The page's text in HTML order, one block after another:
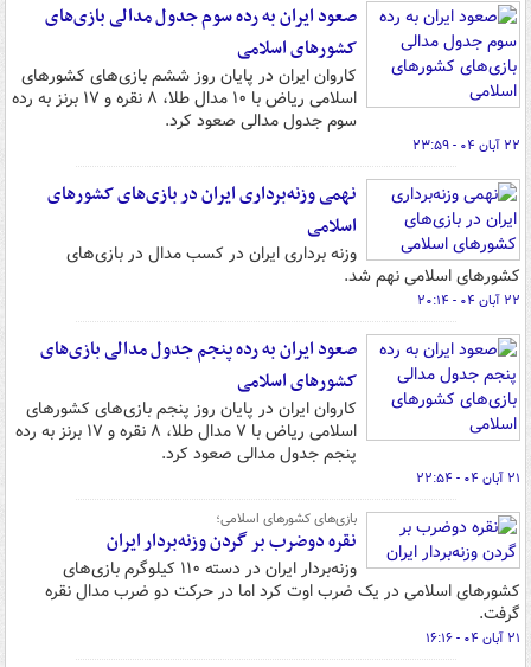
صعود ایران به رده سوم جدول مدالی بازی‌های
کشورهای اسلامی
کاروان ایران در پایان روز ششم بازی‌های کشورهای
اسلامی ریاض با ۱۰ مدال طلا، ۸ نقره و ۱۷ برنز به رده
سوم جدول مدالی صعود کرد.
۲۲ آبان ۰۴ - ۲۳:۵۹
نهمی وزنه‌برداری ایران در بازی‌های کشورهای
اسلامی
وزنه برداری ایران در کسب مدال در بازی‌های
کشورهای اسلامی نهم شد.
۲۲ آبان ۰۴ - ۲۰:۱۴
صعود ایران به رده پنجم جدول مدالی بازی‌های
کشورهای اسلامی
کاروان ایران در پایان روز پنجم بازی‌های کشورهای
اسلامی ریاض با ۷ مدال طلا، ۸ نقره و ۱۷ برنز به رده
پنجم جدول مدالی صعود کرد.
۲۱ آبان ۰۴ - ۲۲:۵۴
بازی‌های کشورهای اسلامی؛
نقره دوضرب بر گردن وزنه‌بردار ایران
وزنه‌بردار ایران در دسته ۱۱۰ کیلوگرم بازی‌های
کشورهای اسلامی در یک ضرب اوت کرد اما در حرکت دو ضرب مدال نقره
گرفت.
۲۱ آبان ۰۴ - ۱۶:۱۶